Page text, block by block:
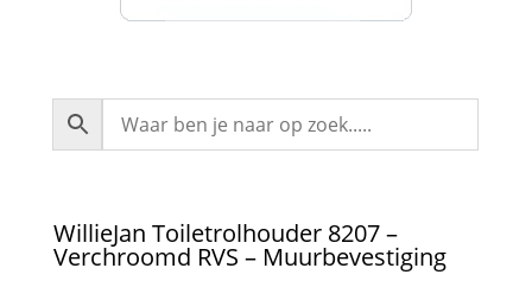
WillieJan Toiletrolhouder 8207 –
Verchroomd RVS – Muurbevestiging